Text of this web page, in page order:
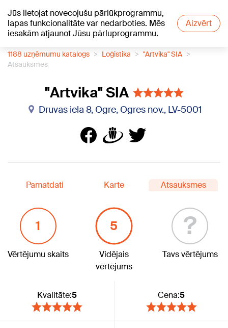
Jūs lietojat novecojušu pārlūkprogrammu,
lapas funkcionalitāte var nedarboties. Mēs
iesakām atjaunot Jūsu pārluprogrammu.
Aizvērt
+15°C
1188 uzņēmumu katalogs Loģistika
"Artvika" SIA
Atsauksmes
"Artvika" SIA
Druvas iela 8, Ogre, Ogres nov., LV-5001
Pamatdati Karte Atsauksmes
1
Vērtējumu skaits
5
Vidējais
vērtējums
?
Tavs vērtējums
Kvalitāte:5 Cena:5